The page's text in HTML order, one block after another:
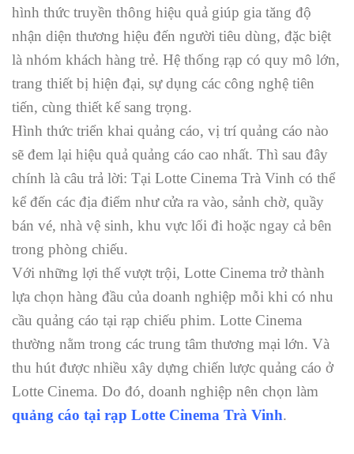
hình thức truyền thông hiệu quả giúp gia tăng độ
nhận diện thương hiệu đến người tiêu dùng, đặc biệt
là nhóm khách hàng trẻ. Hệ thống rạp có quy mô lớn,
trang thiết bị hiện đại, sự dụng các công nghệ tiên
tiến, cùng thiết kế sang trọng.
Hình thức triển khai quảng cáo, vị trí quảng cáo nào
sẽ đem lại hiệu quả quảng cáo cao nhất. Thì sau đây
chính là câu trả lời: Tại Lotte Cinema Trà Vinh có thể
kể đến các địa điểm như cửa ra vào, sảnh chờ, quầy
bán vé, nhà vệ sinh, khu vực lối đi hoặc ngay cả bên
trong phòng chiếu.
Với những lợi thế vượt trội, Lotte Cinema trở thành
lựa chọn hàng đầu của doanh nghiệp mỗi khi có nhu
cầu quảng cáo tại rạp chiếu phim. Lotte Cinema
thường nằm trong các trung tâm thương mại lớn. Và
thu hút được nhiều xây dựng chiến lược quảng cáo ở
Lotte Cinema. Do đó, doanh nghiệp nên chọn làm
quảng cáo tại rạp Lotte Cinema Trà Vinh.